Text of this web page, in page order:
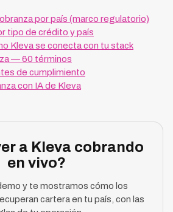
por país (marco regulatorio)
tipo de crédito y país
Kleva se conecta con tu stack
— 60 términos
de cumplimiento
con IA de Kleva
a Kleva cobrando
en vivo?
y te mostramos cómo los
cartera en tu país, con las